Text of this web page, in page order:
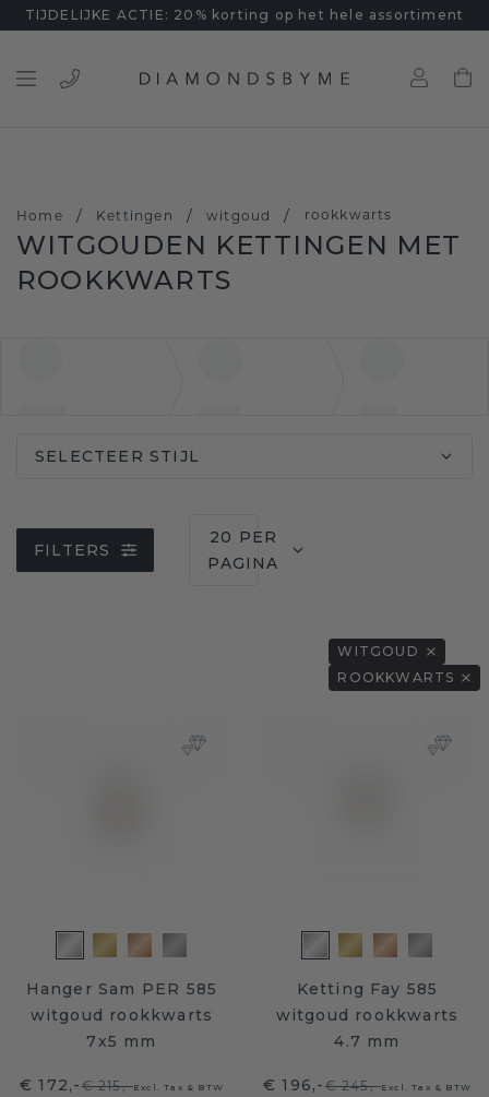
TIJDELIJKE ACTIE: 20% korting op het hele assortiment
Home / Kettingen / witgoud / rookkwarts
WITGOUDEN KETTINGEN MET
ROOKKWARTS
SELECTEER STIJL
FILTERS
20 PER
PAGINA
WITGOUD
ROOKKWARTS
Hanger Sam PER 585
witgoud rookkwarts
7x5 mm
€ 172,-€ 215,-Excl. Tax & BTW
Ketting Fay 585
witgoud rookkwarts
4.7 mm
€ 196,-€ 245,-Excl. Tax & BTW